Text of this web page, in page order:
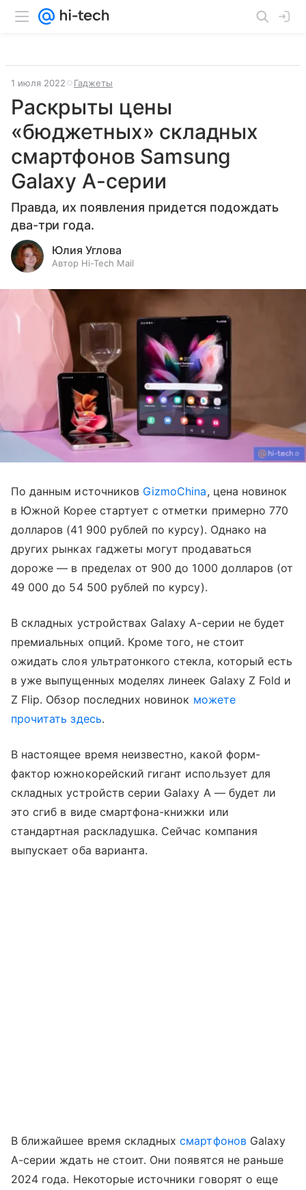
1 июля 2022 Гаджеты
Раскрыты цены
«бюджетных» складных
смартфонов Samsung
Galaxy A-серии
Правда, их появления придется подождать
два-три года.
Юлия Углова
Автор Hi-Tech Mail
По данным источников GizmoChina, цена новинок
в Южной Корее стартует с отметки примерно 770
долларов (41 900 рублей по курсу). Однако на
других рынках гаджеты могут продаваться
дороже— в пределах от 900 до 1000 долларов (от
49 000 до 54 500 рублей по курсу).
В складных устройствах Galaxy A-серии не будет
премиальных опций. Кроме того, не стоит
ожидать слоя ультратонкого стекла, который есть
в уже выпущенных моделях линеек Galaxy Z Fold и
Z Flip. Обзор последних новинок можете
прочитать здесь.
В настоящее время неизвестно, какой форм-
фактор южнокорейский гигант использует для
складных устройств серии Galaxy A — будет ли
это сгиб в виде смартфона-книжки или
стандартная раскладушка. Сейчас компания
выпускает оба варианта.
В ближайшее время складныхсмартфоновGalaxy
A-серии ждать не стоит. Они появятся не раньше
2024 года. Некоторые источники говорят о еще